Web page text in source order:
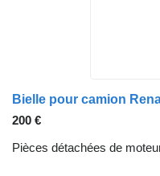
Bielle pour camion
200 €
Pièces détachées de